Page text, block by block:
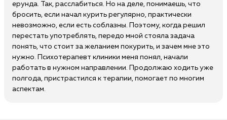
ерунда. Так, расслабиться. Но на деле, понимаешь, что
бросить, если начал курить регулярно, практически
невозможно, если есть соблазны. Поэтому, когда решил
перестать употреблять, передо мной стояла задача
понять, что стоит за желанием покурить, и зачем мне это
нужно. Психотерапевт клиники меня понял, начали
работать в нужном направлении. Продолжаю ходить уже
полгода, пристрастился к терапии, помогает по многим
аспектам.